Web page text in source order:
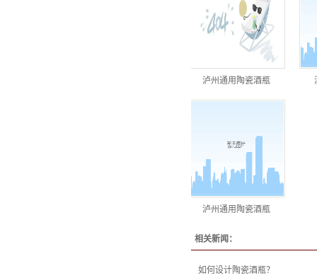
泸州通用陶瓷酒瓶
泸州通用陶瓷酒瓶
相关新闻：
如何设计陶瓷酒瓶？